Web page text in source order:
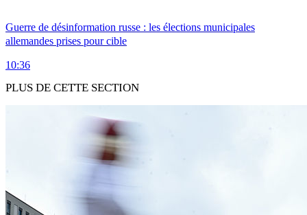
Guerre de désinformation russe : les élections municipales
allemandes prises pour cible
10:36
PLUS DE CETTE SECTION